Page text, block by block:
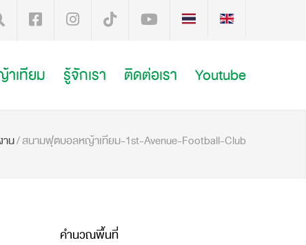
าเทียม รู้จักเรา ติดต่อเรา Youtube
าน/สนามฟุตบอลหญ้าเทียม-1st-Avenue-Football-Club
คำนวณพื้นที่